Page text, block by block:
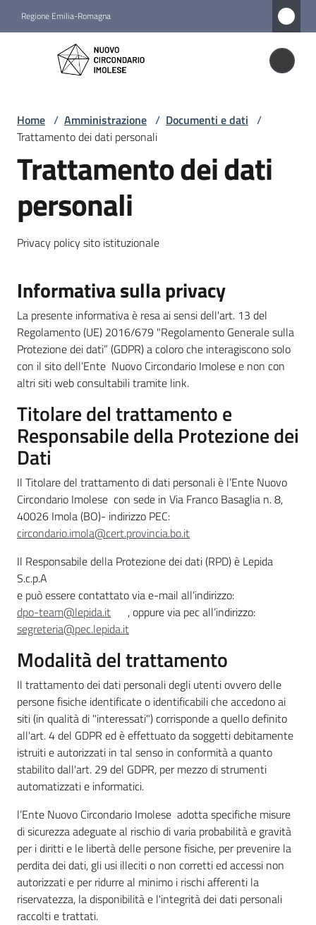
Regione Emilia-Romagna
Nuovo Circondario Imolese
Nuovo
Circondario
Menu selezionato
Novità
Servizi
Vivere
il
Circondario
Argomenti
Seguici
su
Home / Amministrazione / Documenti e dati /
Trattamento dei dati personali
Trattamento dei dati
personali
Privacy policy sito istituzionale
Informativa sulla privacy
La presente informativa è resa ai sensi dell'art. 13 del
Regolamento (UE) 2016/679 "Regolamento Generale sulla
Protezione dei dati” (GDPR) a coloro che interagiscono solo
con il sito dell’Ente Nuovo Circondario Imolese e non con
altri siti web consultabili tramite link.
Titolare del trattamento e
Responsabile della Protezione dei
Dati
Il Titolare del trattamento di dati personali è l’Ente Nuovo
Circondario Imolese con sede in Via Franco Basaglia n. 8,
40026 Imola (BO)- indirizzo PEC:
circondario.imola@cert.provincia.bo.it
Il Responsabile della Protezione dei dati (RPD) è Lepida
S.c.p.A
e può essere contattato via e-mail all’indirizzo:
dpo-team@lepida.it
, oppure via pec all’indirizzo:
segreteria@pec.lepida.it
Modalità del trattamento
Il trattamento dei dati personali degli utenti ovvero delle
persone fisiche identificate o identificabili che accedono ai
siti (in qualità di "interessati") corrisponde a quello definito
all'art. 4 del GDPR ed è effettuato da soggetti debitamente
istruiti e autorizzati in tal senso in conformità a quanto
stabilito dall'art. 29 del GDPR, per mezzo di strumenti
automatizzati e informatici.
l’Ente Nuovo Circondario Imolese adotta specifiche misure
di sicurezza adeguate al rischio di varia probabilità e gravità
per i diritti e le libertà delle persone fisiche, per prevenire la
perdita dei dati, gli usi illeciti o non corretti ed accessi non
autorizzati e per ridurre al minimo i rischi afferenti la
riservatezza, la disponibilità e l'integrità dei dati personali
raccolti e trattati.